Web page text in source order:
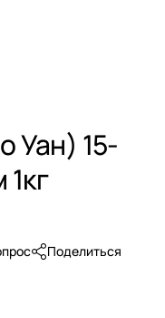
Уан) 15-
Поделиться